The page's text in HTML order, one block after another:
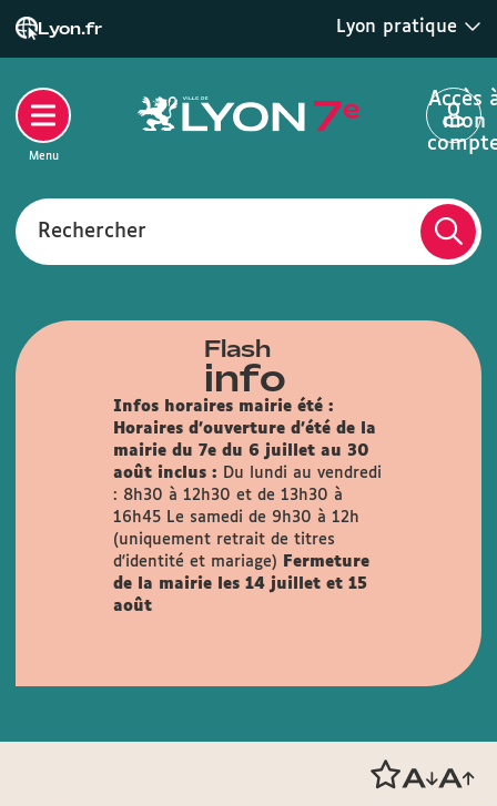
Lyon.fr Lyon pratique
Rechercher
Accès
mon
Menu
Flash
info
Infos horaires mairie été :
Horaires d'ouverture d'été de la
mairie du 7e du 6 juillet au 30
août inclus :
Du lundi au vendredi
: 8h30 à 12h30 et de 13h30 à
16h45
Le samedi de 9h30 à 12h
(uniquement retrait de titres
d'identité et mariage)
Fermeture
de la mairie les 14 juillet et 15
août